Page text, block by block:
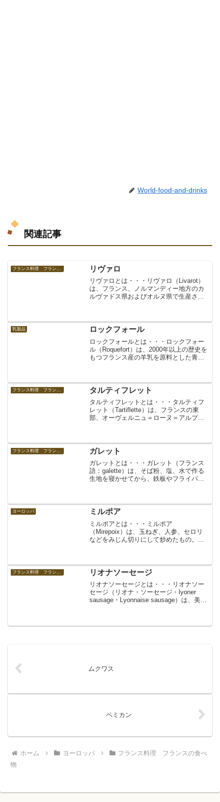
World-food-and-drinks
関連記事
リヴァロ
リヴァロとは・・・リヴァロ（Livarot）
は、フランス、ノルマンディー地方のカ
ルヴァドス県およびオルヌ県で生産され
の名「Livar...
乳製品 ロックフォール
ロックフォールとは・・・ロックフォー
ル（Roquefort）は、2000年以上の歴史を
もつフランス産の羊乳を原料とした青カ
う偶然に出...
タルティフレット
タルティフレットとは・・・タルティフ
レット（Tartiflette）は、フランスの東
部、オーヴェルニュ＝ローヌ＝アルプ地
コン、ニンニク、茹でたジャガ...
ガレット
ガレットとは・・・ガレット（フランス
語：galette）は、そば粉、塩、水で作る
生地を寝かせてから、鉄板やフライパン
包んだり添えたりしたもの。フランスの
郷土料理。特にフラ...
ヨーロッパ ミルポア
ミルポアとは・・・ミルポア
（Mirepoix）は、玉ねぎ、人参、セロリ
などをみじん切りにして炒めたもの。フ
加えたものや、ニンニク、エ...
フランス料理 フランスの食べ物 リオナソーセージ
リオナソーセージとは・・・リオナソー
セージ（リオナ・ソーセージ・lyoner
sausage・Lyonnaise sausage）は、美食
ムクワス
ペミカン
ホーム ヨーロッパ
フランス料理 フランスの食べ
物